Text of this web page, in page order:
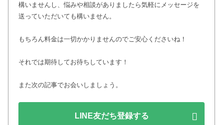
構いませんし、悩みや相談がありましたら気軽にメッセージを
送っていただいても構いません。
もちろん料金は一切かかりませんのでご安心くださいね！
それでは期待してお待ちしています！
また次の記事でお会いしましょう。
LINE友だち登録する